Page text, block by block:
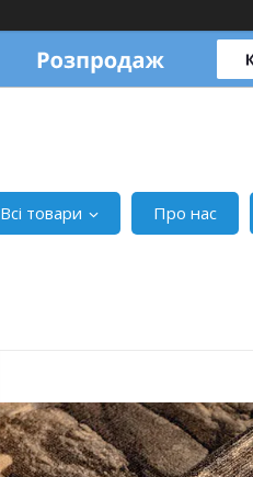
Всі товари Про нас